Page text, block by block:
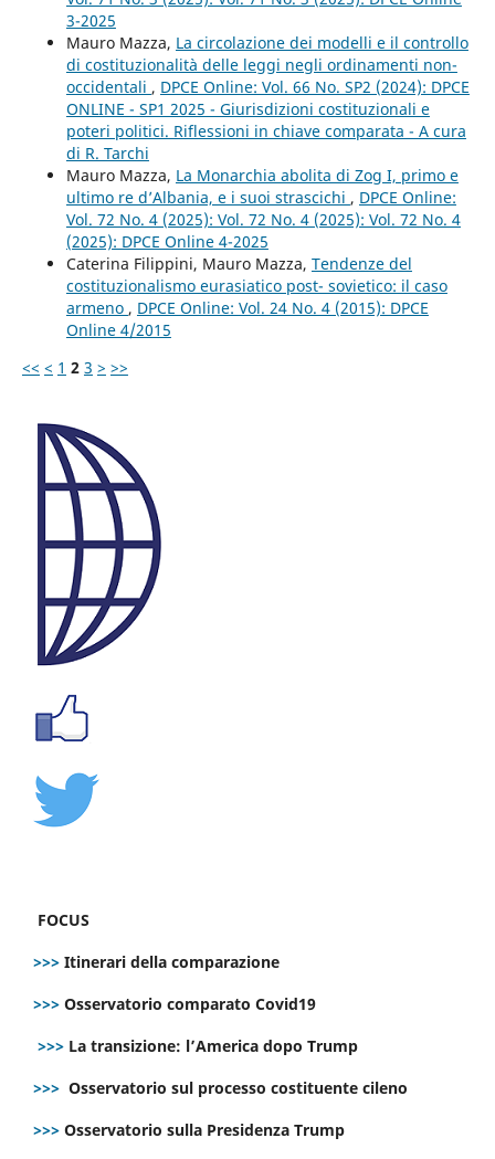
3-2025
Mauro Mazza, La circolazione dei modelli e il controllo
di costituzionalità delle leggi negli ordinamenti non-
occidentali , DPCE Online: Vol. 66 No. SP2 (2024): DPCE
ONLINE - SP1 2025 - Giurisdizioni costituzionali e
poteri politici. Riflessioni in chiave comparata - A cura
di R. Tarchi
Mauro Mazza, La Monarchia abolita di Zog I, primo e
ultimo re d’Albania, e i suoi strascichi , DPCE Online:
Vol. 72 No. 4 (2025): Vol. 72 No. 4 (2025): Vol. 72 No. 4
(2025): DPCE Online 4-2025
Caterina Filippini, Mauro Mazza, Tendenze del
costituzionalismo eurasiatico post- sovietico: il caso
armeno , DPCE Online: Vol. 24 No. 4 (2015): DPCE
Online 4/2015
<< < 1 2 3 > >>
FOCUS
>>> Itinerari della comparazione
>>> Osservatorio comparato Covid19
>>> La transizione: l’America dopo Trump
>>> Osservatorio sul processo costituente cileno
>>> Osservatorio sulla Presidenza Trump